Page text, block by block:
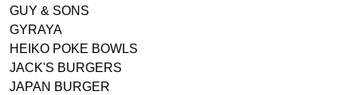
GUY & SONS
GYRAYA
HEIKO POKE BOWLS
JACK'S BURGERS
JAPAN BURGER